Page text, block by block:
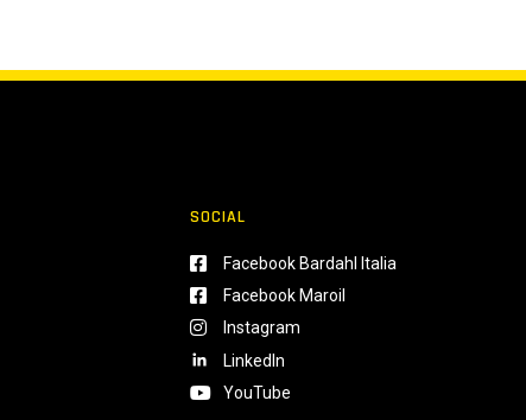
SOCIAL
Facebook Bardahl Italia
Facebook Maroil
Instagram
LinkedIn
YouTube